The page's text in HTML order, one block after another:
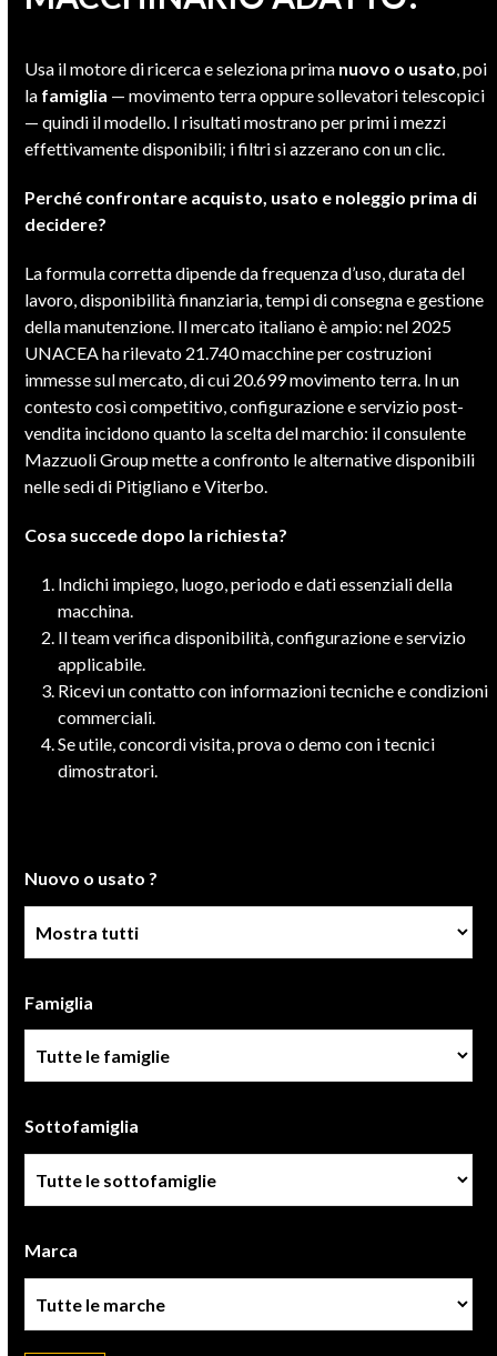
Usa il motore di ricerca e seleziona prima nuovo o usato, poi
la famiglia — movimento terra oppure sollevatori telescopici
— quindi il modello. I risultati mostrano per primi i mezzi
effettivamente disponibili; i filtri si azzerano con un clic.
Perché confrontare acquisto, usato e noleggio prima di
decidere?
La formula corretta dipende da frequenza d’uso, durata del
lavoro, disponibilità finanziaria, tempi di consegna e gestione
della manutenzione. Il mercato italiano è ampio: nel 2025
UNACEA ha rilevato 21.740 macchine per costruzioni
immesse sul mercato, di cui 20.699 movimento terra. In un
contesto così competitivo, configurazione e servizio post-
vendita incidono quanto la scelta del marchio: il consulente
Mazzuoli Group mette a confronto le alternative disponibili
nelle sedi di Pitigliano e Viterbo.
Cosa succede dopo la richiesta?
Indichi impiego, luogo, periodo e dati essenziali della
macchina.
Il team verifica disponibilità, configurazione e servizio
applicabile.
Ricevi un contatto con informazioni tecniche e condizioni
commerciali.
Se utile, concordi visita, prova o demo con i tecnici
dimostratori.
Nuovo o usato ?
Famiglia
Sottofamiglia
Marca